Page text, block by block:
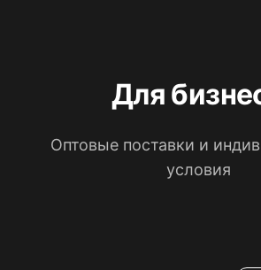
Для
Оптовые поставки и
условия